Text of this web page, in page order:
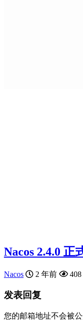
Nacos 2.4.0 正
Nacos 2 年前 408
发表回复
您的邮箱地址不会被公